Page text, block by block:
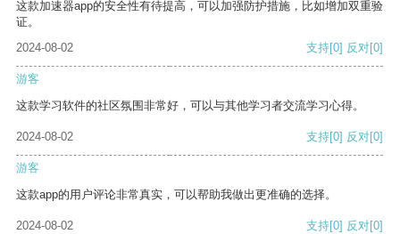
这款加速器app的安全性有待提高，可以加强防护措施，比如增加双重验
证。
2024-08-02
支持[0] 反对[0]
游客
这款学习软件的社区氛围非常好，可以与其他学习者交流学习心得。
2024-08-02 支持[0] 反对[0]
游客
这款app的用户评论非常真实，可以帮助我做出更准确的选择。
2024-08-02 支持[0] 反对[0]